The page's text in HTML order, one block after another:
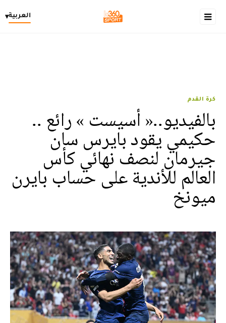
العربية▾
كرة القدم
بالفيديو..« أسيست » رائع ..
حكيمي يقود بايرس سان
جيرمان لنصف نهائي كأس
العالم للأندية على حساب بايرن
ميونخ